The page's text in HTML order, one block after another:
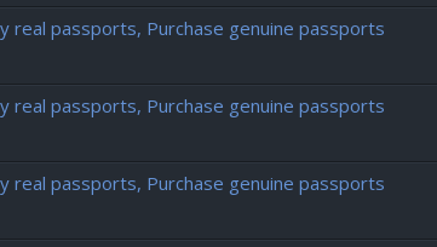
passports, Purchase genuine passports
passports, Purchase genuine passports
passports, Purchase genuine passports